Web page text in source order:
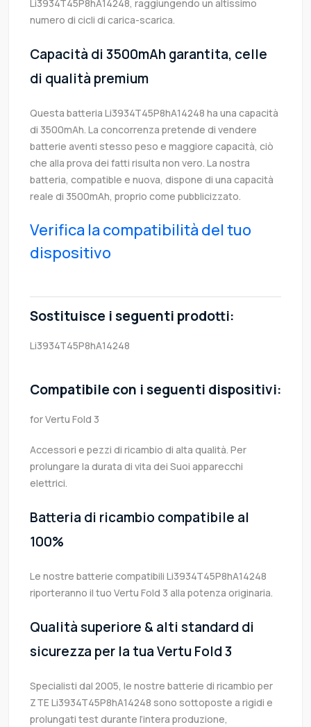
Li3934T45P8hA14248, raggiungendo un altissimo
numero di cicli di carica-scarica.
Capacità di 3500mAh garantita, celle
di qualità premium
Questa batteria Li3934T45P8hA14248 ha una capacità
di 3500mAh. La concorrenza pretende di vendere
batterie aventi stesso peso e maggiore capacità, ciò
che alla prova dei fatti risulta non vero. La nostra
batteria, compatible e nuova, dispone di una capacità
reale di 3500mAh, proprio come pubblicizzato.
Verifica la compatibilità del tuo
dispositivo
Sostituisce i seguenti prodotti:
Li3934T45P8hA14248
Compatibile con i seguenti dispositivi:
for Vertu Fold 3
Accessori e pezzi di ricambio di alta qualità. Per
prolungare la durata di vita dei Suoi apparecchi
elettrici.
Batteria di ricambio compatibile al
100%
Le nostre batterie compatibili Li3934T45P8hA14248
riporteranno il tuo Vertu Fold 3 alla potenza originaria.
Qualità superiore & alti standard di
sicurezza per la tua Vertu Fold 3
Specialisti dal 2005, le nostre batterie di ricambio per
ZTE Li3934T45P8hA14248 sono sottoposte a rigidi e
prolungati test durante l’intera produzione,